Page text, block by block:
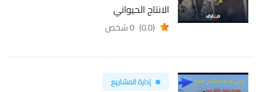
الانتاج الحيواني
(0.0) 0 شخص
إدارة المشاريع